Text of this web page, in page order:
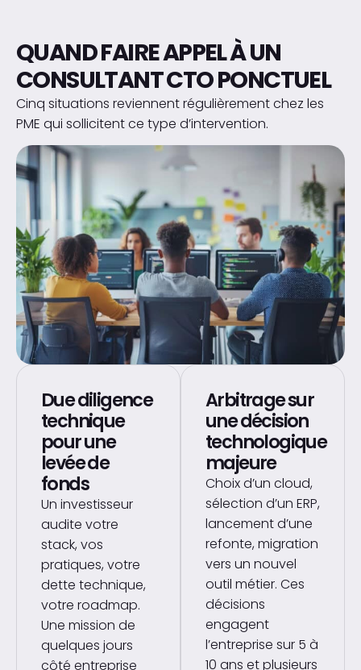
QUAND FAIRE APPEL À UN
CONSULTANT CTO PONCTUEL
Cinq situations reviennent régulièrement chez les
PME qui sollicitent ce type d’intervention.
Due diligence
technique
pour une
levée de
fonds
Un investisseur
audite votre
stack, vos
pratiques, votre
dette technique,
votre roadmap.
Une mission de
quelques jours
côté entreprise
Arbitrage sur
une décision
technologique
majeure
Choix d’un cloud,
sélection d’un ERP,
lancement d’une
refonte, migration
vers un nouvel
outil métier. Ces
décisions
engagent
l’entreprise sur 5 à
10 ans et plusieurs